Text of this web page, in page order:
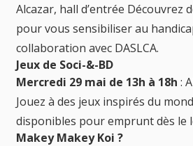
Alcazar, hall d’entrée Découvrez
pour vous sensibiliser au
collaboration avec DASLCA.
Jeux de Soci-&-BD
Mercredi 29 mai de 13h à 18h :
Jouez à des jeux inspirés du
disponibles pour emprunt dès le
Makey Makey Koi ?